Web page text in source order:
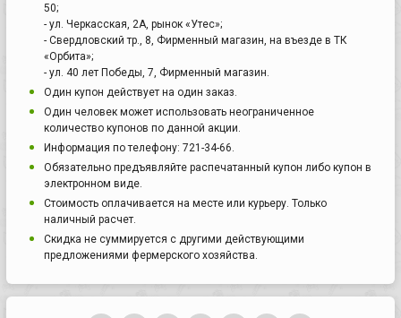
50;
- ул. Черкасская, 2А, рынок «Утес»;
- Свердловский тр., 8, Фирменный магазин, на въезде в ТК
«Орбита»;
- ул. 40 лет Победы, 7, Фирменный магазин.
Один купон действует на один заказ.
Один человек может использовать неограниченное
количество купонов по данной акции.
Информация по телефону: 721-34-66.
Обязательно предъявляйте распечатанный купон либо купон в
электронном виде.
Стоимость оплачивается на месте или курьеру. Только
наличный расчет.
Скидка не суммируется с другими действующими
предложениями фермерского хозяйства.